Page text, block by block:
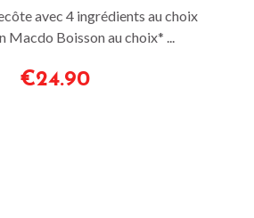
avec 4 ingrédients au choix
Macdo Boisson au choix* ...
€24.90